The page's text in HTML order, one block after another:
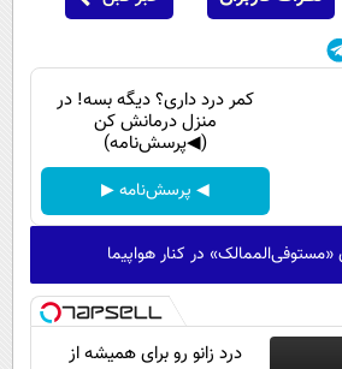
کمر درد داری؟ دیگه بسه! در
منزل درمانش کن
(◀پرسش‌نامه)
◀ پرسش‌نامه ▶
در کنار هواپیما
درد زانو رو برای همیشه از